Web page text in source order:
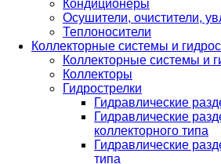
Кондиционеры
Осушители, очистители,
Теплоносители
Коллекторные системы и
Коллекторные системы и
Коллекторы
Гидрострелки
Гидравлические
Гидравлические
коллекторного типа
Гидравлические
типа